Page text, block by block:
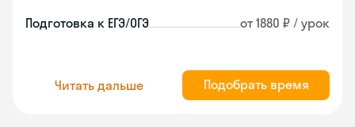
Подготовка к ЕГЭ/ОГЭ от 1880 ₽ / урок
Читать дальше Подобрать время